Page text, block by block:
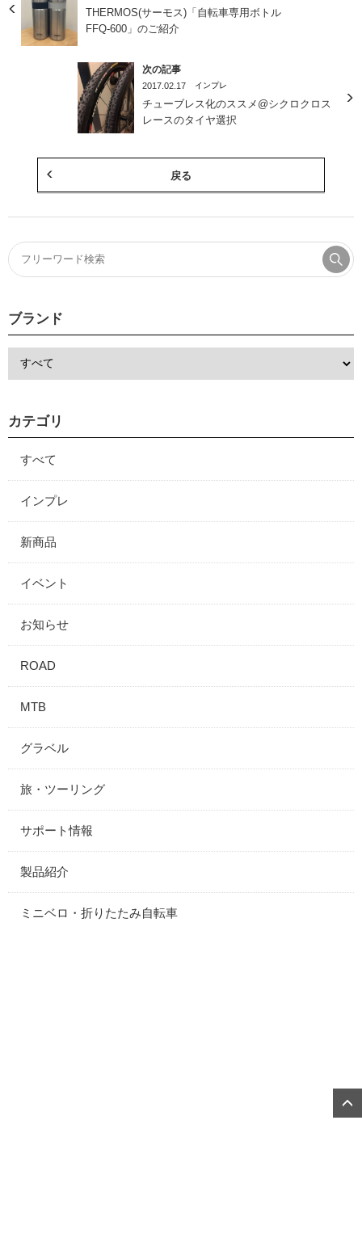
THERMOS(サーモス)「自転車専用ボトル
FFQ-600」のご紹介
次の記事
2017.02.17 インプレ
チューブレス化のススメ@シクロクロス
レースのタイヤ選択
戻る
ブランド
カテゴリ
すべて
インプレ
新商品
イベント
お知らせ
ROAD
MTB
グラベル
旅・ツーリング
サポート情報
製品紹介
ミニベロ・折りたたみ自転車